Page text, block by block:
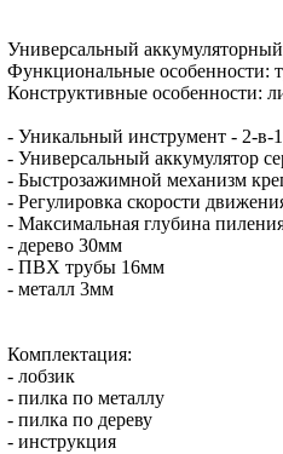
Универсальный
Функциональные особенности:
Конструктивные особенности:
- Уникальный инструмент - 2-в-
- Универсальный аккумулятор
- Быстрозажимной механизм
- Регулировка скорости
- Максимальная глубина
- дерево 30мм
- ПВХ трубы 16мм
- металл 3мм
Комплектация:
- лобзик
- пилка по металлу
- пилка по дереву
- инструкция